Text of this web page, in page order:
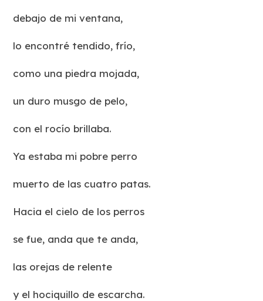
debajo de mi ventana,
lo encontré tendido, frío,
como una piedra mojada,
un duro musgo de pelo,
con el rocío brillaba.
Ya estaba mi pobre perro
muerto de las cuatro patas.
Hacia el cielo de los perros
se fue, anda que te anda,
las orejas de relente
y el hociquillo de escarcha.